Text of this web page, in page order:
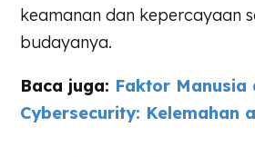
keamanan dan kepercayaan
budayanya.
Baca juga: Faktor Manusia
Cybersecurity: Kelemahan